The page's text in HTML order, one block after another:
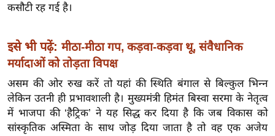
ऑ
व
र्ल्ड
न्यू
ज
ब्री
फ
कसौटी रह गई है।
इसे भी पढ़ें: मीठा-मीठा गप, कड़वा-कड़वा थू, संवैधानिक
मर्यादाओं को तोड़ता विपक्ष
असम की ओर रुख करें तो यहां की स्थिति बंगाल से बिल्कुल भिन्न
लेकिन उतनी ही प्रभावशाली है। मुख्यमंत्री हिमंत बिस्वा सरमा के नेतृत्व
में भाजपा की ‘हैट्रिक’ ने यह सिद्ध कर दिया है कि जब विकास को
सांस्कृतिक अस्मिता के साथ जोड़ दिया जाता है तो वह एक अजेय